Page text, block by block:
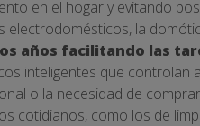
en el hogar y evitando
la
años facilitando las
inteligentes que controlan
o la necesidad de
cotidianos, como los de